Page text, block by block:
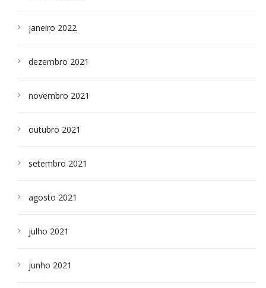
janeiro 2022
dezembro 2021
novembro 2021
outubro 2021
setembro 2021
agosto 2021
julho 2021
junho 2021